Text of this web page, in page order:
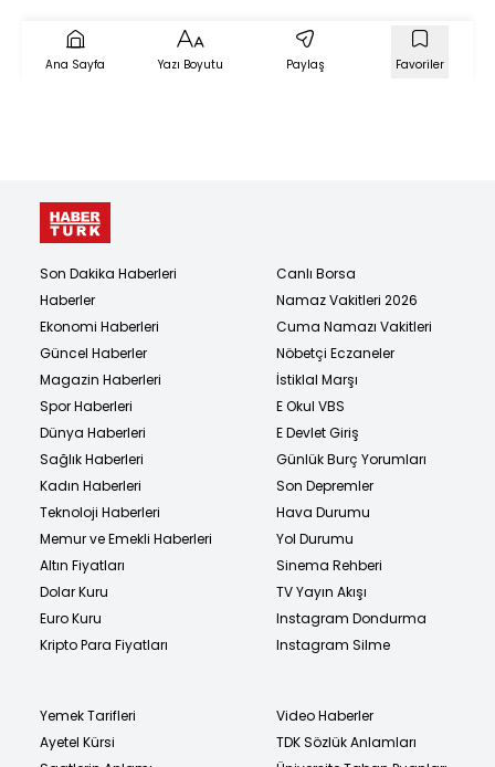
Ana Sayfa Yazı Boyutu Paylaş Favoriler
Son Dakika Haberleri
Haberler
Ekonomi Haberleri
Güncel Haberler
Magazin Haberleri
Spor Haberleri
Dünya Haberleri
Sağlık Haberleri
Kadın Haberleri
Teknoloji Haberleri
Memur ve Emekli Haberleri
Altın Fiyatları
Dolar Kuru
Euro Kuru
Kripto Para Fiyatları
Canlı Borsa
Namaz Vakitleri 2026
Cuma Namazı Vakitleri
Nöbetçi Eczaneler
İstiklal Marşı
E Okul VBS
E Devlet Giriş
Günlük Burç Yorumları
Son Depremler
Hava Durumu
Yol Durumu
Sinema Rehberi
TV Yayın Akışı
Instagram Dondurma
Instagram Silme
Yemek Tarifleri
Ayetel Kürsi
Video Haberler
TDK Sözlük Anlamları